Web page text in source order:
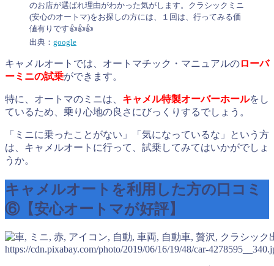
のお店が選ばれ理由がわかった気がします。 クラシックミニ
(安心のオートマ)をお探しの方には、１回は、行ってみる価
値有りです👍👍👍
出典： google
キャメルオートでは、オートマチック・マニュアルのローバ
ーミニの試乗ができます。
特に、オートマのミニは、 キャメル特製オーバーホールをし
ているため、乗り心地の良さにびっくりするでしょう。
「ミニに乗ったことがない」「気になっているな」という方
は、キャメルオートに行って、試乗してみてはいかがでしょ
うか。
キャメルオートを利用した方の口コミ
⑥【安心オートマが好評】
https://cdn.pixabay.com/photo/2019/06/16/19/48/car-